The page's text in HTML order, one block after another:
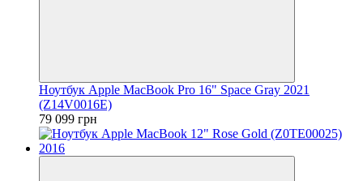
Ноутбук Apple MacBook Pro 16" Space Gray 2021
(Z14V0016E)
79 099 грн